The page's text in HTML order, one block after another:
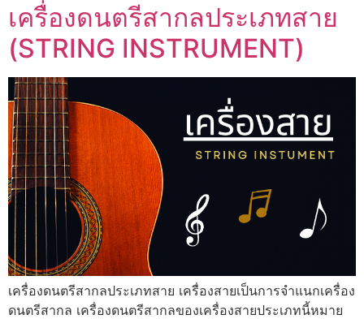
เครื่องดนตรีสากลประเภทสาย
(STRING INSTRUMENT)
เครื่องดนตรีสากลประเภทสาย เครื่องสายเป็นการจำแนกเครื่อง
ดนตรีสากล เครื่องดนตรีสากลของเครื่องสายประเภทนี้หมาย